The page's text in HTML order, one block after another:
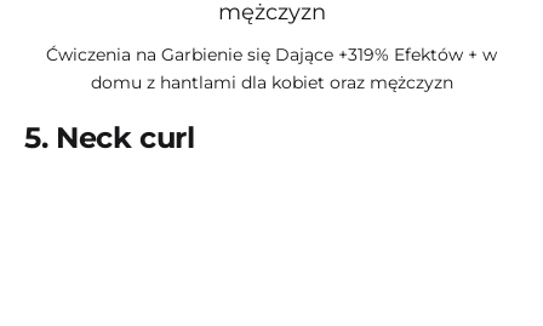
Ćwiczenia na Garbienie się Dające +319% Efektów + w
domu z hantlami dla kobiet oraz mężczyzn
5. Neck curl